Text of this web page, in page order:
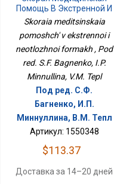
Помощь В Экстренной И
Неотложной Формах
Skoraia meditsinskaia
pomoshch' v ekstrennoi i
neotlozhnoi formakh , Pod
red. S.F. Bagnenko, I.P.
Minnullina, V.M. Tepl
Под ред. С.Ф.
Багненко, И.П.
Миннуллина, В.М. Тепл
Артикул: 1550348
$113.37
Доставка за 14–20 дней